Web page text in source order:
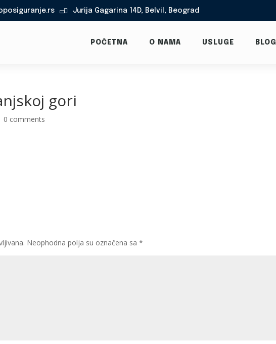
 Jurija Gagarina 14D, Belvil, Beograd
POČETNA O NAMA USLUGE BLOG
gori
0 comments
Neophodna polja su označena sa*